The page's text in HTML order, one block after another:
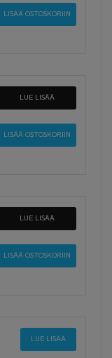
LUE LISÄÄ
LUE LISÄÄ
LUE LISÄÄ